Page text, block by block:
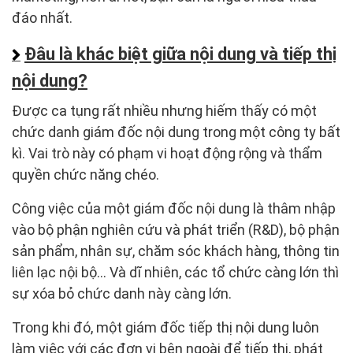
đáo nhất.
Đâu là khác biệt giữa nội dung và tiếp thị
nội dung?
Được ca tụng rất nhiều nhưng hiếm thấy có một
chức danh giám đốc nội dung trong một công ty bất
kì. Vai trò này có phạm vi hoạt động rộng và thẩm
quyền chức năng chéo.
Công việc của một giám đốc nội dung là thâm nhập
vào bộ phận nghiên cứu và phát triển (R&D), bộ phận
sản phẩm, nhân sự, chăm sóc khách hàng, thông tin
liên lạc nội bộ… Và dĩ nhiên, các tổ chức càng lớn thì
sự xóa bỏ chức danh này càng lớn.
Trong khi đó, một giám đốc tiếp thị nội dung luôn
làm việc với các đơn vị bên ngoài để tiếp thị, phát